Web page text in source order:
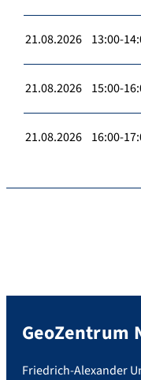
21.08.2026 13:00-
21.08.2026 15:00-
21.08.2026 16:00-
GeoZentrum
Friedrich-Alexander